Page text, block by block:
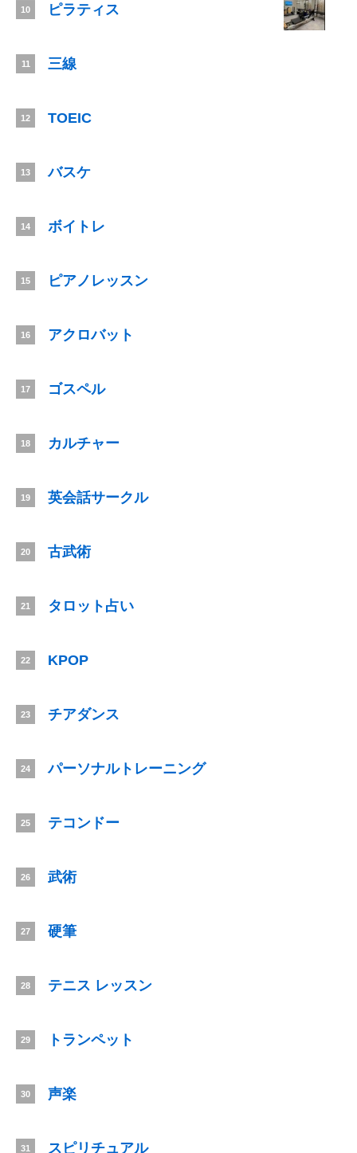
10 ピラティス
11 三線
12 TOEIC
13 バスケ
14 ボイトレ
15 ピアノレッスン
16 アクロバット
17 ゴスペル
18 カルチャー
19 英会話サークル
20 古武術
21 タロット占い
22 KPOP
23 チアダンス
24 パーソナルトレーニング
25 テコンドー
26 武術
27 硬筆
28 テニス レッスン
29 トランペット
30 声楽
31 スピリチュアル